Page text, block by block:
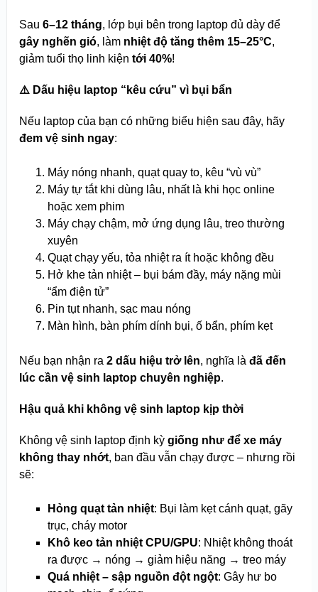
Sau 6–12 tháng, lớp bụi bên trong laptop đủ dày để
gây nghẽn gió, làm nhiệt độ tăng thêm 15–25°C,
giảm tuổi thọ linh kiện tới 40%!
⚠️ Dấu hiệu laptop “kêu cứu” vì bụi bẩn
Nếu laptop của bạn có những biểu hiện sau đây, hãy
đem vệ sinh ngay:
Máy nóng nhanh, quạt quay to, kêu “vù vù”
Máy tự tắt khi dùng lâu, nhất là khi học online
hoặc xem phim
Máy chạy chậm, mở ứng dụng lâu, treo thường
xuyên
Quạt chạy yếu, tỏa nhiệt ra ít hoặc không đều
Hở khe tản nhiệt – bụi bám đầy, máy nặng mùi
“ẩm điện tử”
Pin tụt nhanh, sạc mau nóng
Màn hình, bàn phím dính bụi, ố bẩn, phím kẹt
Nếu bạn nhận ra 2 dấu hiệu trở lên, nghĩa là đã đến
lúc cần vệ sinh laptop chuyên nghiệp.
Hậu quả khi không vệ sinh laptop kịp thời
Không vệ sinh laptop định kỳ giống như để xe máy
không thay nhớt, ban đầu vẫn chạy được – nhưng rồi
sẽ:
Hỏng quạt tản nhiệt: Bụi làm kẹt cánh quạt, gãy
trục, cháy motor
Khô keo tản nhiệt CPU/GPU: Nhiệt không thoát
ra được → nóng → giảm hiệu năng → treo máy
Quá nhiệt – sập nguồn đột ngột: Gây hư bo